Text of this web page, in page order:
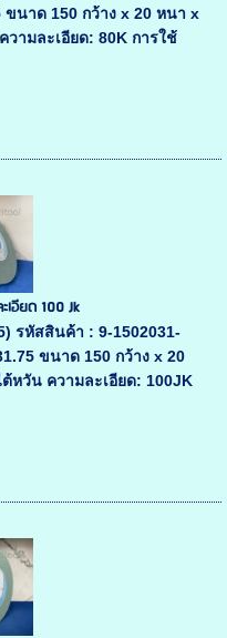
ขนาด 150 กว้าง x 20 หนา x
ามละเอียด: 80K การใช้
เอียด 100 Jk
รหัสสินค้า : 9-1502031-
ขนาด 150 กว้าง x 20
หวัน ความละเอียด: 100JK